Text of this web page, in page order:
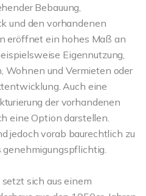
Bebauung,
und den vorhandenen
eröffnet ein hohes Maß an
Eigennutzung,
und Vermieten oder
Auch eine
der vorhandenen
eine Option darstellen.
jedoch vorab baurechtlich zu
sich aus einem